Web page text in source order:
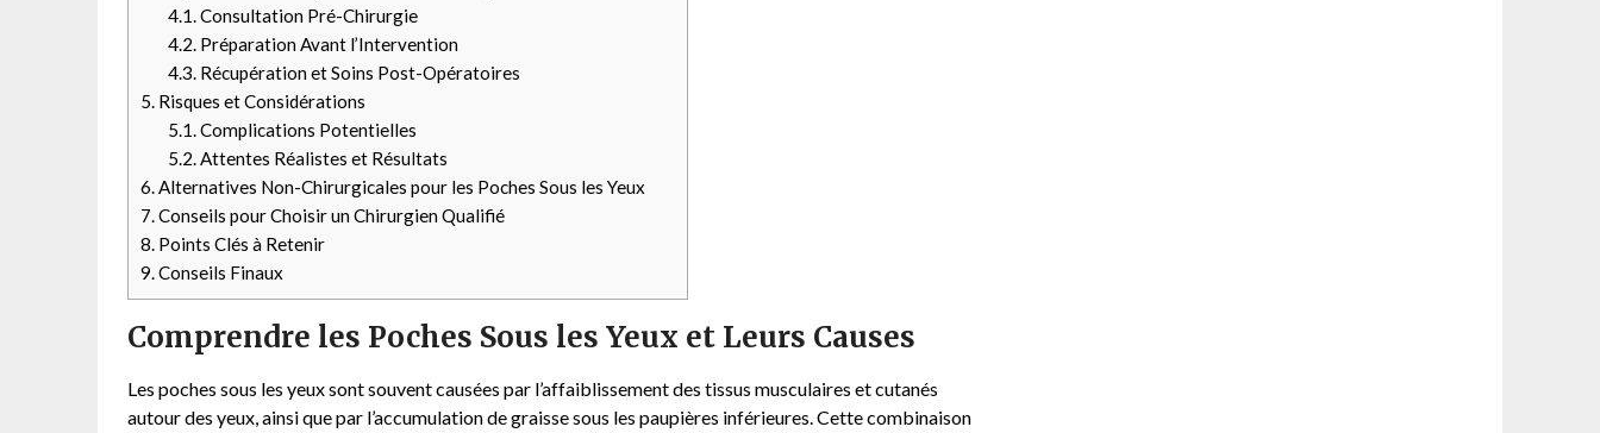
4.1.Consultation Pré-Chirurgie
4.2.Préparation Avant l’Intervention
4.3.Récupération et Soins Post-Opératoires
5. Risques et Considérations
5.1.Complications Potentielles
5.2.Attentes Réalistes et Résultats
6.Alternatives Non-Chirurgicales pour les Poches Sous les Yeux
7.Conseils pour Choisir un Chirurgien Qualifié
8. Points Clés à Retenir
9.Conseils Finaux
Comprendre les Poches Sous les Yeux et Leurs Causes
Les poches sous les yeux sont souvent causées par l’affaiblissement des tissus musculaires et cutanés
autour des yeux, ainsi que par l’accumulation de graisse sous les paupières inférieures. Cette combinaison